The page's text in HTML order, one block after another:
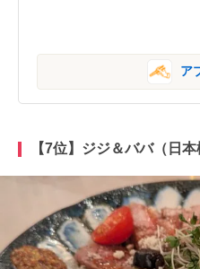
ア
【7位】ジジ＆ババ（日本